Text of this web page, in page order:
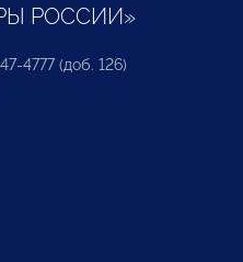
РОССИИ»
4777 (доб. 126)